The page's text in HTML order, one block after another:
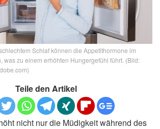
Schlaf können die Appetithormone im
was zu einem erhöhten Hungergefühl führt. (Bild:
Teile den Artikel
nicht nur die Müdigkeit während des